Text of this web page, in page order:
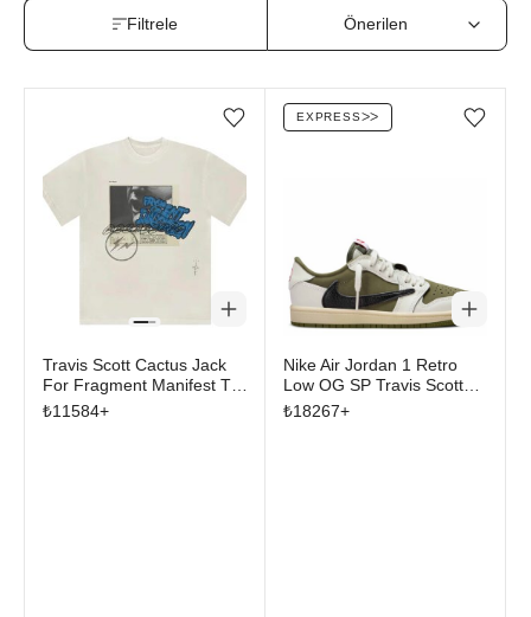
Filtrele
Favorilere ekle/çıkar
Travis Scott Cactus Jack
For Fragment Manifest T-
shirt White
₺11584+
Favorilere ekle/çıkar
EXPRESSᐳᐳ
Nike Air Jordan 1 Retro
Low OG SP Travis Scott
Medium Olive (PS)
₺18267+